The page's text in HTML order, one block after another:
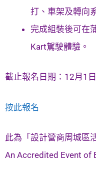
打、車架及轉向
完成組裝後可在
Kart駕駛體驗。
截止報名日期：12月1
按此報名
此為「設計營商周城區
An Accredited Event of